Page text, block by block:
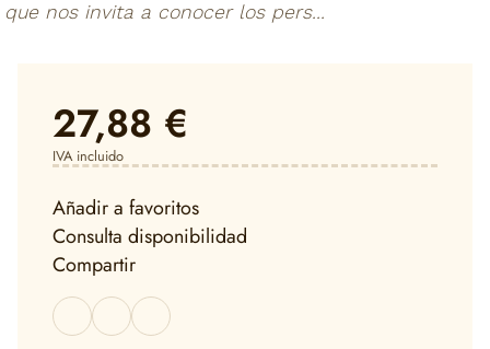
que nos invita a conocer los pers...
27,88 €
IVA incluido
Añadir a favoritos
Consulta disponibilidad
Compartir